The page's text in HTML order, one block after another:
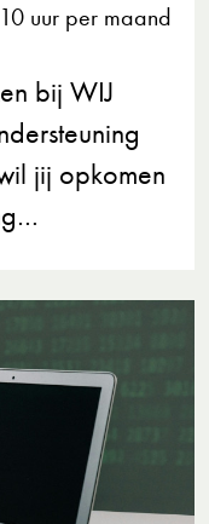
10 uur per maand
bij WIJ
jij opkomen